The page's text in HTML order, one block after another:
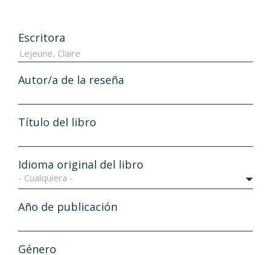
Escritora
Autor/a de la reseña
Título del libro
Idioma original del libro
- Cualquiera -
Año de publicación
Género